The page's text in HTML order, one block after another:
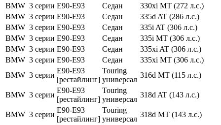
BMW 3 серии E90-E93 Седан
330xi MT (272 л.с.)
BMW 3 серии E90-E93 Седан
335d AT (286 л.с.)
BMW 3 серии E90-E93 Седан
335i AT (306 л.с.)
BMW 3 серии E90-E93 Седан
335i MT (306 л.с.)
BMW 3 серии E90-E93 Седан
335xi AT (306 л.с.)
BMW 3 серии E90-E93 Седан
335xi MT (306 л.с.)
BMW 3 серии
E90-E93
[рестайлинг]
Touring
универсал
316d MT (115 л.с.)
BMW 3 серии
E90-E93
[рестайлинг]
Touring
универсал
318d AT (143 л.с.)
BMW 3 серии
E90-E93
[рестайлинг]
Touring
универсал
318d MT (143 л.с.)